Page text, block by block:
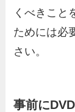
くべきこと
ためには必
さい。
事前に